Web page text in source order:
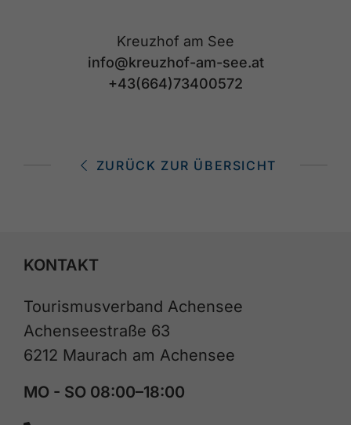
Kreuzhof am See
info@kreuzhof-am-see.at
+43(664)73400572
ZURÜCK ZUR ÜBERSICHT
KONTAKT
Tourismusverband Achensee
Achenseestraße 63
6212 Maurach am Achensee
MO - SO 08:00–18:00